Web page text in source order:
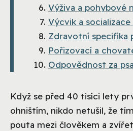
Výživa a pohybové
Výcvik a
Zdravotní specifika
Pořizovací a
Odpovědnost za
Když se před 40 tisíci lety
ohništím, nikdo netušil, že
pouta mezi člověkem a